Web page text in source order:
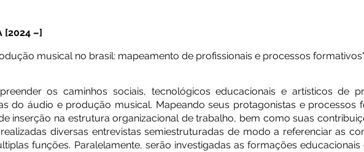
[2024 –]
musical no brasil: mapeamento de profissionais e processos formativos"
os caminhos sociais, tecnológicos educacionais e artísticos de
do áudio e produção musical. Mapeando seus protagonistas e processos
inserção na estrutura organizacional de trabalho, bem como suas
diversas entrevistas semiestruturadas de modo a referenciar as
funções. Paralelamente, serão investigadas as formações educacionais